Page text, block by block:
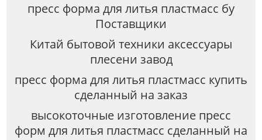
пресс форма для литья пластмасс бу
Поставщики
Китай бытовой техники аксессуары
плесени завод
пресс форма для литья пластмасс купить
сделанный на заказ
высокоточные изготовление пресс
форм для литья пластмасс сделанный на